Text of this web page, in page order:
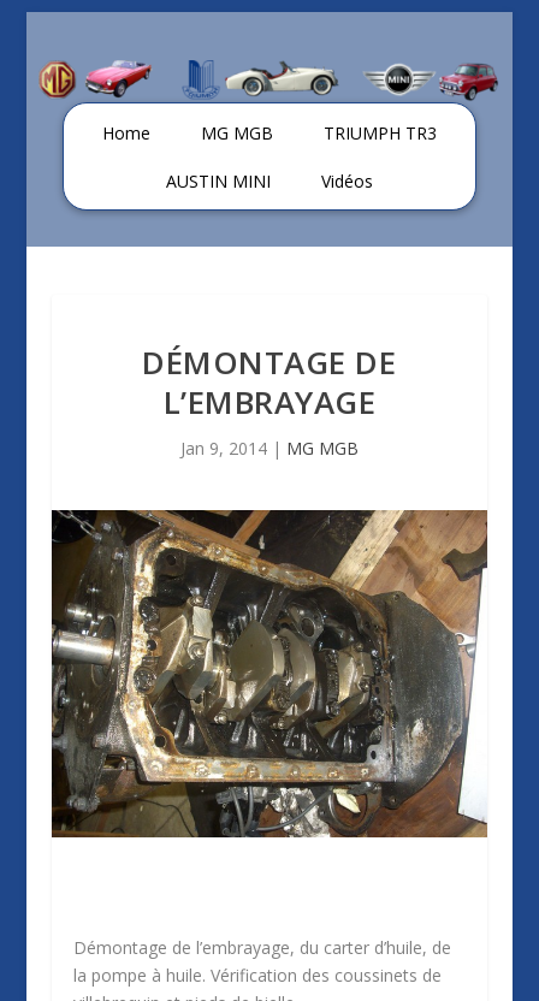
Home MG MGB TRIUMPH TR3
AUSTIN MINI Vidéos
DÉMONTAGE DE
L’EMBRAYAGE
Jan 9, 2014| MG MGB
Démontage de l’embrayage, du carter d’huile, de
la pompe à huile. Vérification des coussinets de